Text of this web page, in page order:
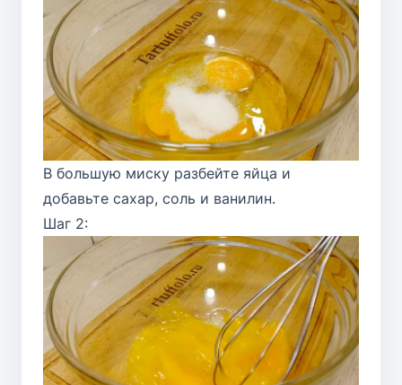
В большую миску разбейте яйца и
добавьте сахар, соль и ванилин.
Шаг 2: